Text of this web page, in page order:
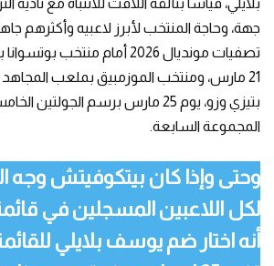
بلايلي، قياسا بتألقه اللافت للانتباه مع ناديه
جهة، وحاجة المنتخب لأبرز لاعبيه وأكثرهم
تصفيات مونديال 2026 أمام
21 مارس، ومنتخب الموزمبيق بملعب
بتيزي وزو، يوم 25 مارس برسم
المجموعة السابعة.
وحتى وإذا كان بيتكوفيتش وجه
لكل اللاعبين المسجلين في
أنه اختار ضم يوسف بلايلي